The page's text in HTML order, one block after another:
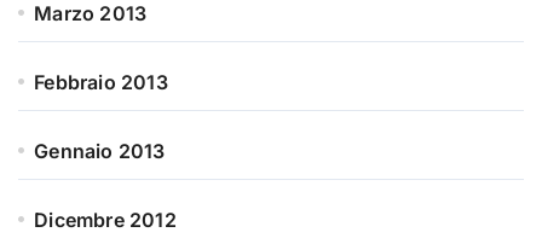
Marzo 2013
Febbraio 2013
Gennaio 2013
Dicembre 2012